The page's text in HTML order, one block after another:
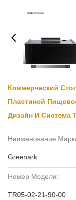
Коммерческий
Пластиной
Дизайн И Система
Наименование
Greenark
Номер Модели:
TR05-02-21-90-00